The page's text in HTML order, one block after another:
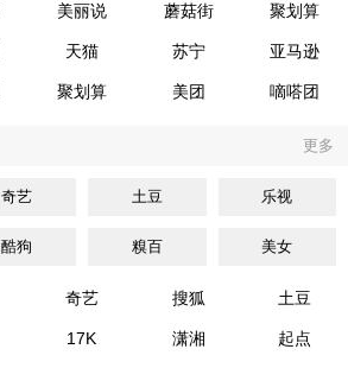
美丽说 蘑菇街 聚划算
天猫 苏宁 亚马逊
聚划算 美团 嘀嗒团
更多
奇艺 土豆 乐视
酷狗 糗百 美女
奇艺 搜狐 土豆
17K 潇湘 起点